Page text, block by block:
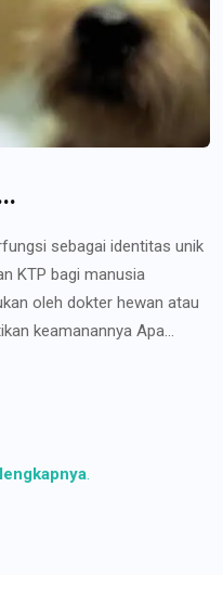
sebagai identitas unik
KTP bagi manusia
oleh dokter hewan atau
keamanannya Apa...